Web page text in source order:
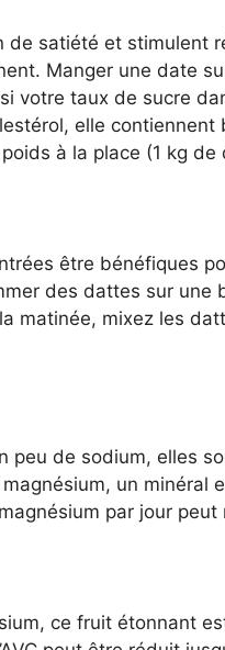
satiété et stimulent
Manger une date
votre taux de sucre
elle
à la place (1 kg
être bénéfiques
des dattes sur une
matinée, mixez les
peu de sodium, elles
un minéral
par jour
ce fruit étonnant